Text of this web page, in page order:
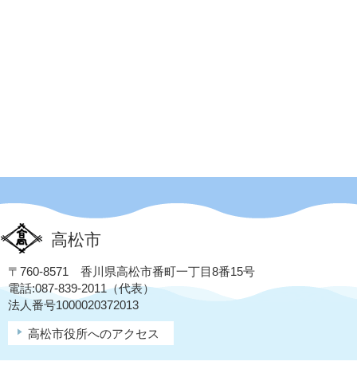
高松市
〒760-8571 香川県高松市番町一丁目8番15号
電話:087-839-2011（代表）
法人番号1000020372013
高松市役所へのアクセス